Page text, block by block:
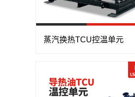
蒸汽换热TCU控温单元